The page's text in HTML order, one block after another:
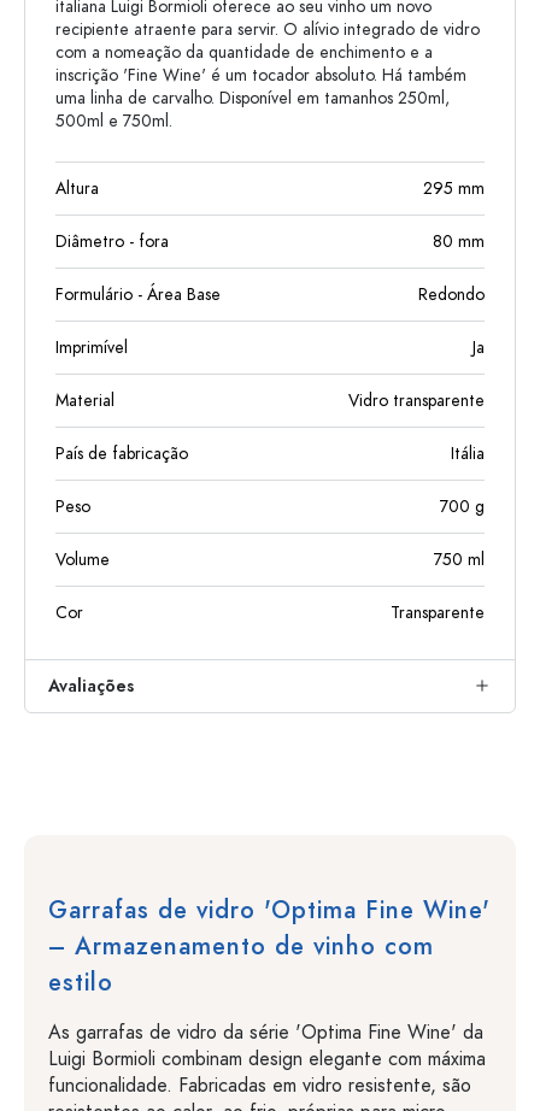
italiana Luigi Bormioli oferece ao seu vinho um novo
recipiente atraente para servir. O alívio integrado de vidro
com a nomeação da quantidade de enchimento e a
inscrição 'Fine Wine' é um tocador absoluto. Há também
uma linha de carvalho. Disponível em tamanhos 250ml,
500ml e 750ml.
Altura 295 mm
Diâmetro - fora 80 mm
Formulário - Área Base Redondo
Imprimível Ja
Material Vidro transparente
País de fabricação Itália
Peso 700 g
Volume 750 ml
Cor Transparente
Avaliações
Garrafas de vidro 'Optima Fine Wine'
– Armazenamento de vinho com
estilo
As garrafas de vidro da série 'Optima Fine Wine' da
Luigi Bormioli combinam design elegante com máxima
funcionalidade. Fabricadas em vidro resistente, são